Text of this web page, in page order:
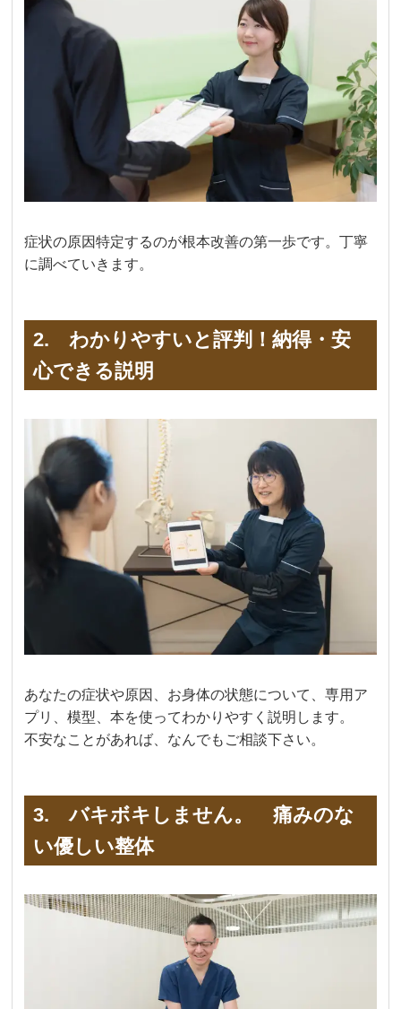
症状の原因特定するのが根本改善の第一歩です。丁寧
に調べていきます。
2. わかりやすいと評判！納得・安
心できる説明
あなたの症状や原因、お身体の状態について、専用ア
プリ、模型、本を使ってわかりやすく説明します。
不安なことがあれば、なんでもご相談下さい。
3. バキボキしません。 痛みのな
い優しい整体